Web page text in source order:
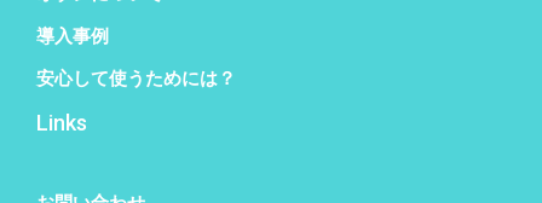
導入事例
安心して使うためには？
Links